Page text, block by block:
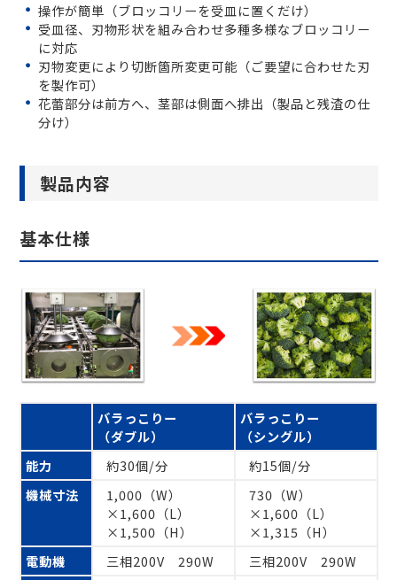
操作が簡単（ブロッコリーを受皿に置くだけ）
受皿径、刃物形状を組み合わせ多種多様なブロッコリー
に対応
刃物変更により切断箇所変更可能（ご要望に合わせた刃
を製作可）
花蕾部分は前方へ、茎部は側面へ排出（製品と残渣の仕
分け）
製品内容
基本仕様
バラっこりー
（ダブル）
バラっこりー
（シングル）
能力
約30個/分
約15個/分
機械寸法
1,000（W）
×1,600（L）
×1,500（H）
730（W）
×1,600（L）
×1,315（H）
電動機
三相200V 290W
三相200V 290W